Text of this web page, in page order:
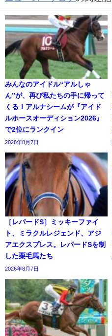
みんなのアイドル“アルしゃ
ん”が、再び私たちの手に帰って
くる！アルナシームが『アイド
ルホースオーディション2026』
で2位にランクイン
2026年8月7日
［レパードS］ミッキーファイ
ト、ミラクルレジェンド、アジ
アエクスプレス。レパードSを制
した栗毛馬たち
2026年8月7日